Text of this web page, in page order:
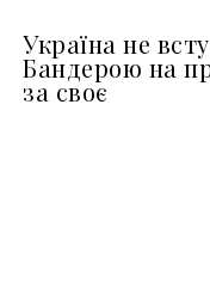
Україна не
Бандерою на
за своє